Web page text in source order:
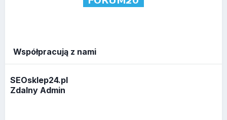
Współpracują z nami
SEOsklep24.pl
Zdalny Admin